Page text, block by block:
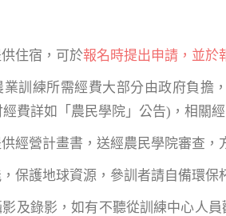
住宿，可於報名時提出申請，並於
業訓練所需經費大部分由政府負擔
經費詳如「農民學院」公告)，相關
經營計畫書，送經農民學院審查，
保護地球資源，參訓者請自備環
及錄影，如有不聽從訓練中心人